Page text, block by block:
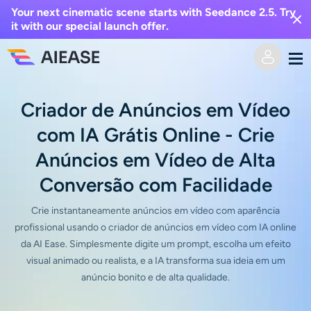
Your next cinematic scene starts with Seedance 2.5. Try
it with our special launch offer.
Vídeo AI
Imagem para vídeo
Efeitos de vídeo
Imagem AI
Imagem para imagem
Ferramentas de IA
Criador de Anúncios em Vídeo
com IA Grátis Online - Crie
Anúncios em Vídeo de Alta
Conversão com Facilidade
Crie instantaneamente anúncios em vídeo com aparência
profissional usando o criador de anúncios em vídeo com IA online
da AI Ease. Simplesmente digite um prompt, escolha um efeito
visual animado ou realista, e a IA transforma sua ideia em um
anúncio bonito e de alta qualidade.